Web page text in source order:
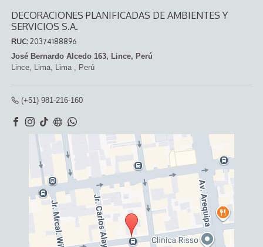
DECORACIONES PLANIFICADAS DE AMBIENTES Y
SERVICIOS S.A.
RUC:20374188896
José Bernardo Alcedo 163, Lince, Perú
Lince, Lima, Lima , Perú
(+51) 981-216-160